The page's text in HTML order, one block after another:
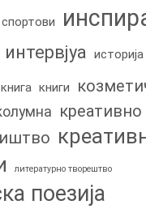
интервјуа историја
книга книги
креативно
литературно творештво
поезија